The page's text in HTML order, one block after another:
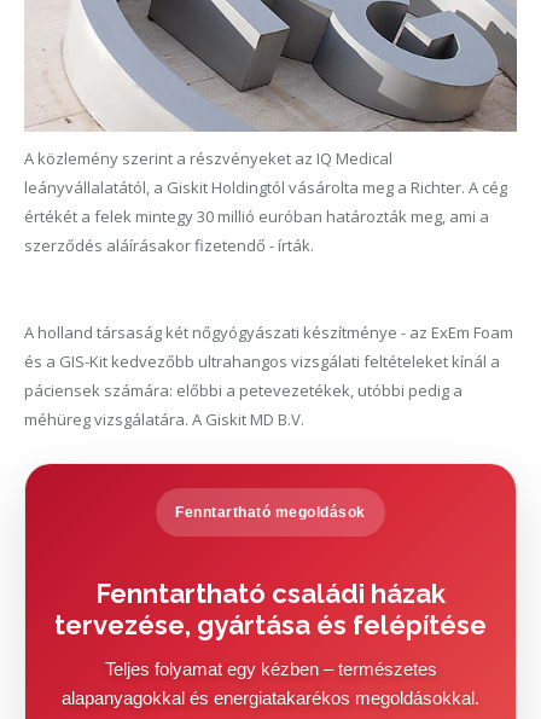
A közlemény szerint a részvényeket az IQ Medical
leányvállalatától, a Giskit Holdingtól vásárolta meg a Richter. A cég
értékét a felek mintegy 30 millió euróban határozták meg, ami a
szerződés aláírásakor fizetendő - írták.
A holland társaság két nőgyógyászati készítménye - az ExEm Foam
és a GIS-Kit kedvezőbb ultrahangos vizsgálati feltételeket kínál a
páciensek számára: előbbi a petevezetékek, utóbbi pedig a
méhüreg vizsgálatára. A Giskit MD B.V.
Fenntartható megoldások
Fenntartható családi házak
tervezése, gyártása és felépítése
Teljes folyamat egy kézben – természetes
alapanyagokkal és energiatakarékos megoldásokkal.